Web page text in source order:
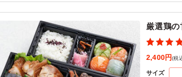
た。
厳選鶏
2,400円(税
サイズ